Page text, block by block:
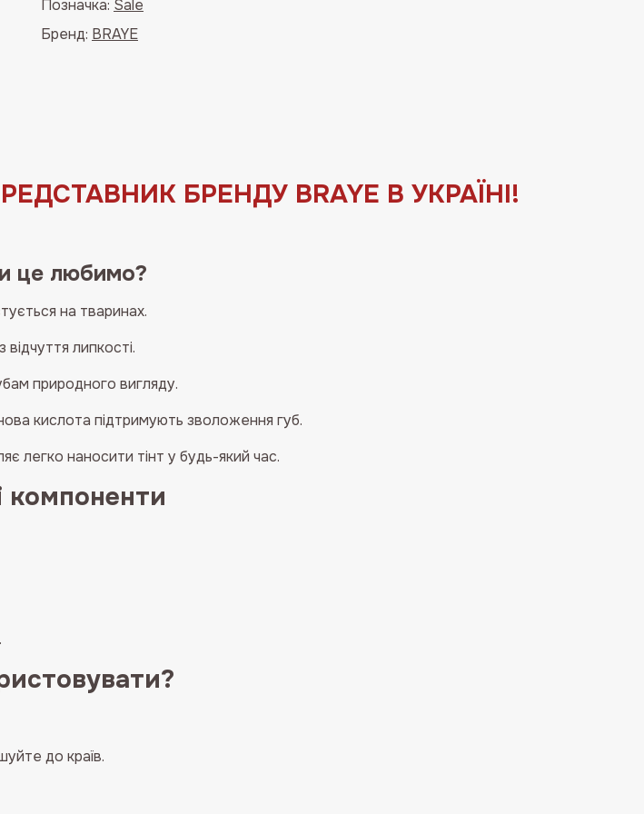
BRAYE
кількість
Позначка: Sale
Бренд: BRAYE
БРЕНДУ BRAYE В УКРАЇНІ!
це любимо?
на тваринах.
липкості.
природного вигляду.
кислота підтримують зволоження губ.
легко наносити тінт у будь-який час.
компоненти
до країв.